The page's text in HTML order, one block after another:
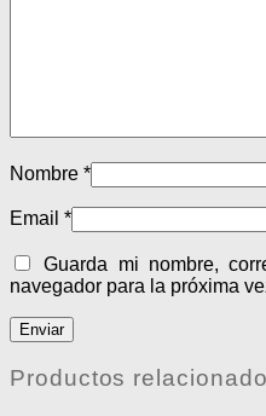
Nombre *
Email *
Guarda mi nombre,
navegador para la próxima
Productos